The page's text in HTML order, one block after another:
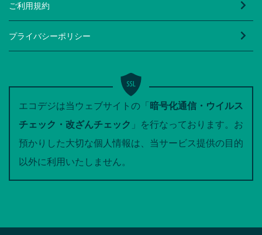
ご利用規約
プライバシーポリシー
エコデジは当ウェブサイトの「暗号化通信・ウイルス
チェック・改ざんチェック 」を行なっております。お
預かりした大切な個人情報は、当サービス提供の目的
以外に利用いたしません。